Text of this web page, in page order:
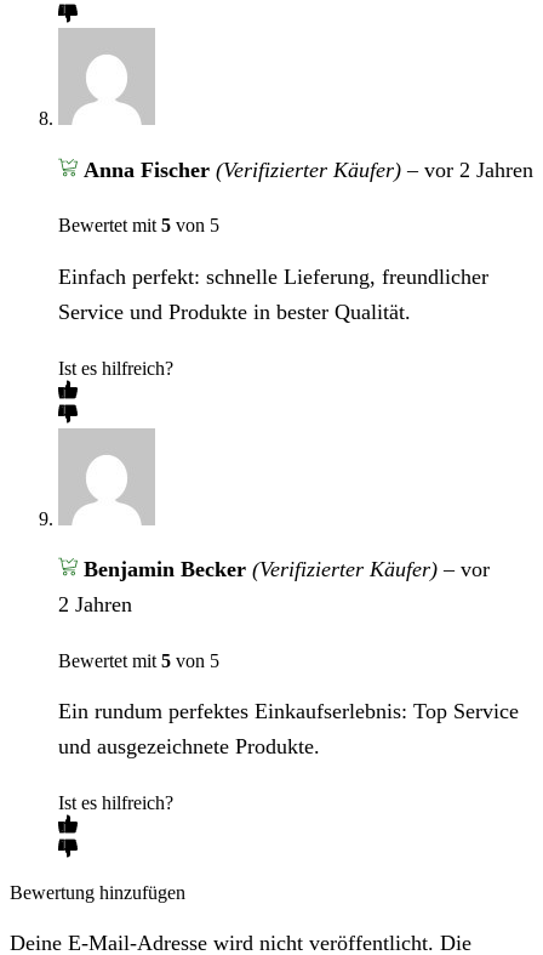
Anna Fischer (Verifizierter Käufer) – vor 2 Jahren
Bewertet mit5 von 5
Einfach perfekt: schnelle Lieferung, freundlicher
Service und Produkte in bester Qualität.
Ist es hilfreich?
Benjamin Becker (Verifizierter Käufer) – vor
2 Jahren
Bewertet mit 5 von 5
Ein rundum perfektes Einkaufserlebnis: Top Service
und ausgezeichnete Produkte.
Ist es hilfreich?
Bewertung hinzufügen
Deine E-Mail-Adresse wird nicht veröffentlicht. Die